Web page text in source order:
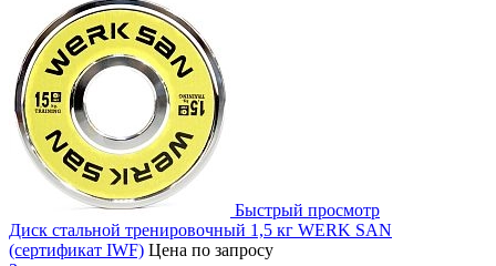
Быстрый просмотр
Диск стальной тренировочный 1,5 кг WERK SAN
(сертификат IWF) Цена по запросу